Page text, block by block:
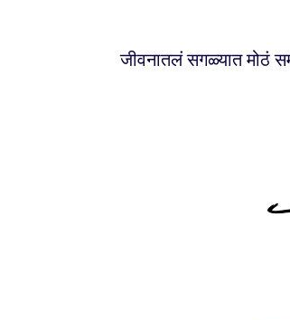
जीवनातलं सगळ्यात मोठं